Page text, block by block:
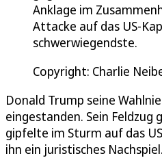
Anklage im
Attacke auf das US-
schwerwiegendste.
Copyright: Charlie
Donald Trump seine
eingestanden. Sein Feldzug
gipfelte im Sturm auf das
ihn ein juristisches Nachspiel.